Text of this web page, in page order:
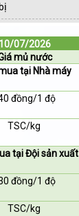
10/07/2026
mủ nước
tại Nhà máy
đồng/1 độ
TSC/kg
tại Đội sản xuất
đồng/1 độ
TSC/kg